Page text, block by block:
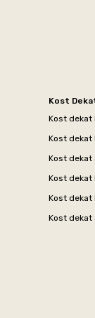
Kost
Kost dekat
Kost dekat
Kost dekat
Kost dekat
Kost dekat
Kost dekat